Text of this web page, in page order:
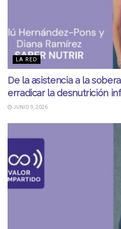
LA RED
De la asistencia a la
erradicar la desnutrición
JUNIO 9, 2026